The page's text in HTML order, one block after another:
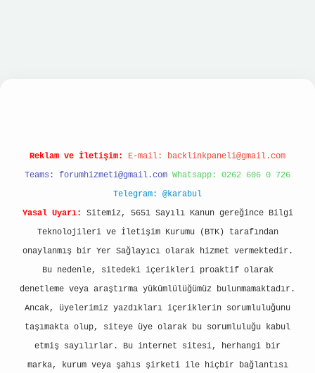
Reklam ve İletişim: E-mail: backlinkpaneli@gmail.com
Teams: forumhizmeti@gmail.com Whatsapp: 0262 606 0 726
Telegram: @karabul
Yasal Uyarı:
Sitemiz, 5651 Sayılı Kanun gereğince Bilgi
Teknolojileri ve İletişim Kurumu (BTK) tarafından
onaylanmış bir Yer Sağlayıcı olarak hizmet vermektedir.
Bu nedenle, sitedeki içerikleri proaktif olarak
denetleme veya araştırma yükümlülüğümüz bulunmamaktadır.
Ancak, üyelerimiz yazdıkları içeriklerin sorumluluğunu
taşımakta olup, siteye üye olarak bu sorumluluğu kabul
etmiş sayılırlar. Bu internet sitesi, herhangi bir
marka, kurum veya şahıs şirketi ile hiçbir bağlantısı